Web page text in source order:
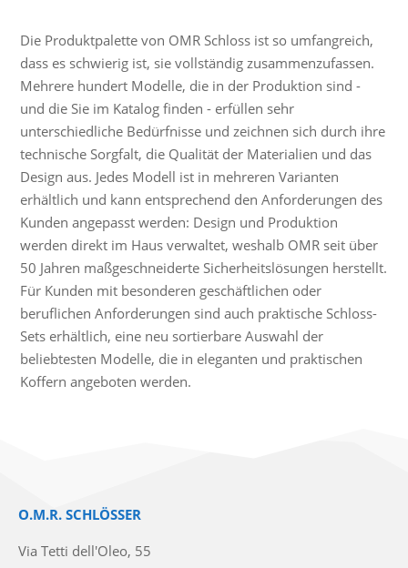
Die Produktpalette von OMR Schloss ist so umfangreich,
dass es schwierig ist, sie vollständig zusammenzufassen.
Mehrere hundert Modelle, die in der Produktion sind -
und die Sie im Katalog finden - erfüllen sehr
unterschiedliche Bedürfnisse und zeichnen sich durch ihre
technische Sorgfalt, die Qualität der Materialien und das
Design aus. Jedes Modell ist in mehreren Varianten
erhältlich und kann entsprechend den Anforderungen des
Kunden angepasst werden: Design und Produktion
werden direkt im Haus verwaltet, weshalb OMR seit über
50 Jahren maßgeschneiderte Sicherheitslösungen herstellt.
Für Kunden mit besonderen geschäftlichen oder
beruflichen Anforderungen sind auch praktische Schloss-
Sets erhältlich, eine neu sortierbare Auswahl der
beliebtesten Modelle, die in eleganten und praktischen
Koffern angeboten werden.
O.M.R. SCHLÖSSER
Via Tetti dell'Oleo, 55